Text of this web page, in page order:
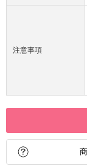
注意事項